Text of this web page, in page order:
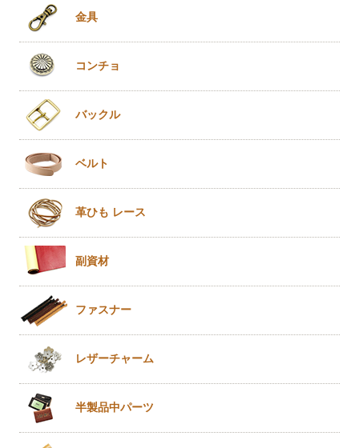
金具
コンチョ
バックル
ベルト
革ひも レース
副資材
ファスナー
レザーチャーム
半製品中パーツ